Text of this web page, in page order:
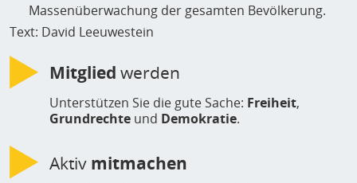
Massenüberwachung der gesamten Bevölkerung.
Text: David Leeuwestein
Mitglied werden
Unterstützen Sie die gute Sache: Freiheit,
Grundrechte und Demokratie.
Aktiv mitmachen